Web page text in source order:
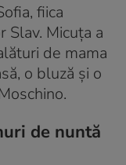
fiica
Slav. Micuța a
de mama
o bluză și o
de nuntă